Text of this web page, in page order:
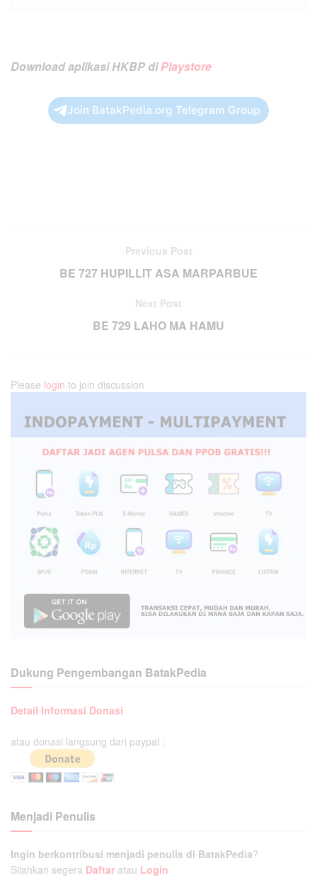
Download aplikasi HKBP diPlaystore
Join BatakPedia.org Telegram Group
Previous Post
BE 727 HUPILLIT ASA MARPARBUE
Next Post
BE 729 LAHO MA HAMU
Please login to join discussion
Dukung Pengembangan BatakPedia
Detail Informasi Donasi
atau donasi langsung dari paypal :
Menjadi Penulis
Ingin berkontribusi menjadi penulis di BatakPedia?
Silahkan segera Daftar atau Login